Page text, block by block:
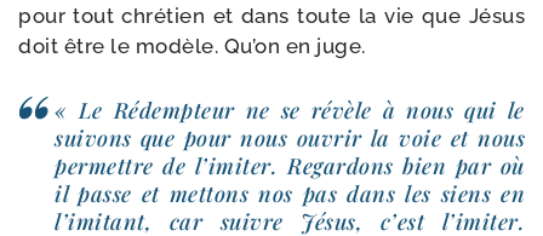
pour tout chré­tien et dans toute la vie que Jésus
doit être le modèle. Qu’on en juge.
« Le Rédempteur ne se révèle à nous qui le
sui­vons que pour nous ouvrir la voie et nous
per­mettre de l’imiter. Regardons bien par où
il passe et met­tons nos pas dans les siens en
l’imitant, car suivre Jésus, c’est l’imiter.